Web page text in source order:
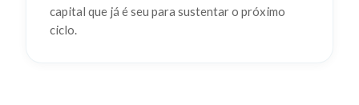
capital que já é seu para sustentar o próximo
ciclo.